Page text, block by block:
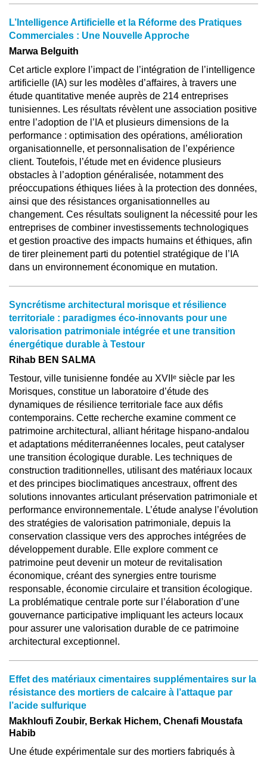
L’Intelligence Artificielle et la Réforme des Pratiques
Commerciales : Une Nouvelle Approche
Marwa Belguith
Cet article explore l’impact de l’intégration de l’intelligence
artificielle (IA) sur les modèles d’affaires, à travers une
étude quantitative menée auprès de 214 entreprises
tunisiennes. Les résultats révèlent une association positive
entre l’adoption de l’IA et plusieurs dimensions de la
performance : optimisation des opérations, amélioration
organisationnelle, et personnalisation de l’expérience
client. Toutefois, l’étude met en évidence plusieurs
obstacles à l’adoption généralisée, notamment des
préoccupations éthiques liées à la protection des données,
ainsi que des résistances organisationnelles au
changement. Ces résultats soulignent la nécessité pour les
entreprises de combiner investissements technologiques
et gestion proactive des impacts humains et éthiques, afin
de tirer pleinement parti du potentiel stratégique de l’IA
dans un environnement économique en mutation.
Syncrétisme architectural morisque et résilience
territoriale : paradigmes éco-innovants pour une
valorisation patrimoniale intégrée et une transition
énergétique durable à Testour
Rihab BEN SALMA
Testour, ville tunisienne fondée au XVIIᵉ siècle par les
Morisques, constitue un laboratoire d’étude des
dynamiques de résilience territoriale face aux défis
contemporains. Cette recherche examine comment ce
patrimoine architectural, alliant héritage hispano-andalou
et adaptations méditerranéennes locales, peut catalyser
une transition écologique durable. Les techniques de
construction traditionnelles, utilisant des matériaux locaux
et des principes bioclimatiques ancestraux, offrent des
solutions innovantes articulant préservation patrimoniale et
performance environnementale. L’étude analyse l’évolution
des stratégies de valorisation patrimoniale, depuis la
conservation classique vers des approches intégrées de
développement durable. Elle explore comment ce
patrimoine peut devenir un moteur de revitalisation
économique, créant des synergies entre tourisme
responsable, économie circulaire et transition écologique.
La problématique centrale porte sur l’élaboration d’une
gouvernance participative impliquant les acteurs locaux
pour assurer une valorisation durable de ce patrimoine
architectural exceptionnel.
Effet des matériaux cimentaires supplémentaires sur la
résistance des mortiers de calcaire à l’attaque par
l’acide sulfurique
Makhloufi Zoubir, Berkak Hichem, Chenafi Moustafa
Habib
Une étude expérimentale sur des mortiers fabriqués à